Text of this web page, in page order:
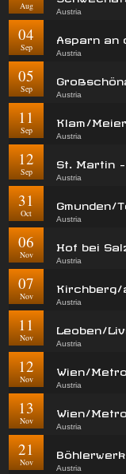
Aug
Austria
04
Sep
Asparn an
Austria
05
Sep
Austria
11
Sep
Klam/
Austria
12
Sep
St. Martin
Austria
31
Oct
Gmunden/
Austria
06
Nov
Hof bei
Austria
07
Nov
Kirchberg/
Austria
11
Nov
Leoben/
Austria
12
Nov
Wien/
Austria
13
Nov
Wien/
Austria
21
Nov
Austria